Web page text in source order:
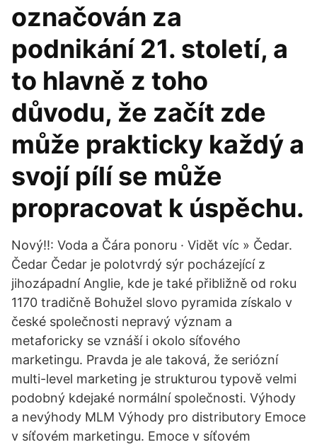
označován za
podnikání 21. století, a
to hlavně z toho
důvodu, že začít zde
může prakticky každý a
svojí pílí se může
propracovat k úspěchu.
Nový!!: Voda a Čára ponoru · Vidět víc » Čedar.
Čedar Čedar je polotvrdý sýr pocházející z
jihozápadní Anglie, kde je také přibližně od roku
1170 tradičně Bohužel slovo pyramida získalo v
české společnosti nepravý význam a
metaforicky se vznáší i okolo síťového
marketingu. Pravda je ale taková, že seriózní
multi-level marketing je strukturou typově velmi
podobný kdejaké normální společnosti. Výhody
a nevýhody MLM Výhody pro distributory Emoce
v síťovém marketingu. Emoce v síťovém